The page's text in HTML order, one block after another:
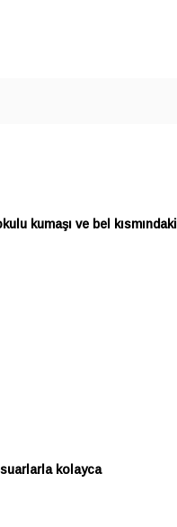
kumaşı ve bel kısmındaki
kolayca